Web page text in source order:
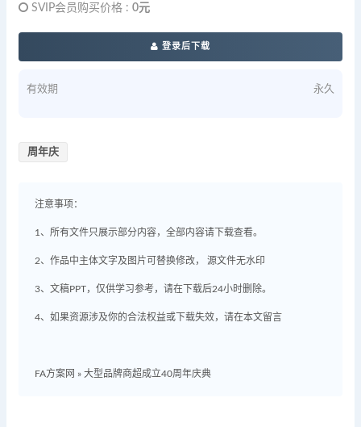
SVIP会员购买价格 : 0元
登录后下载
有效期 永久
周年庆
注意事项：
1、所有文件只展示部分内容，全部内容请下载查看。
2、作品中主体文字及图片可替换修改， 源文件无水印
3、文稿PPT，仅供学习参考，请在下载后24小时删除。
4、如果资源涉及你的合法权益或下载失效，请在本文留言
FA方案网 » 大型品牌商超成立40周年庆典